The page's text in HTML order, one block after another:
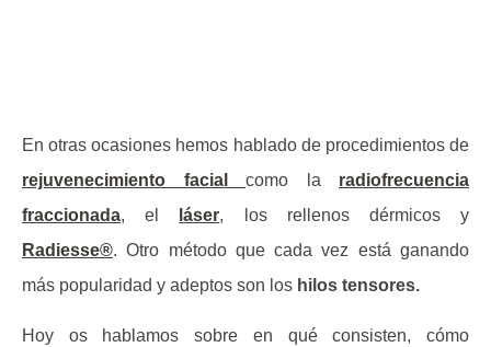
En otras ocasiones hemos hablado de procedimientos de
rejuvenecimiento facial como la radiofrecuencia
fraccionada, el láser, los rellenos dérmicos y
Radiesse®. Otro método que cada vez está ganando
más popularidad y adeptos son los hilos tensores.
Hoy os hablamos sobre en qué consisten, cómo